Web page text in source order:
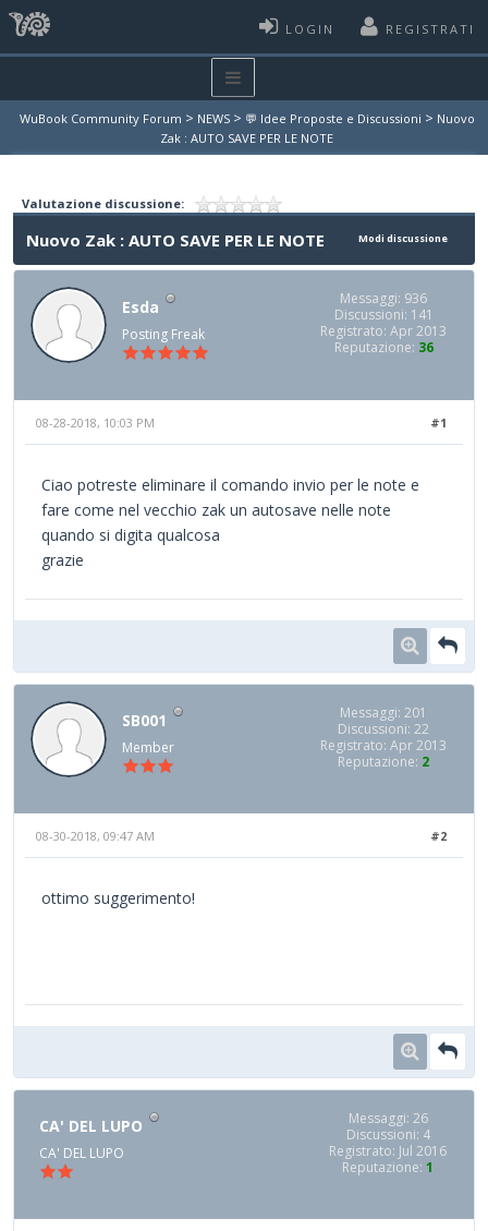
LOGIN REGISTRATI
WuBook Community Forum > NEWS > 💬 Idee Proposte e Discussioni > Nuovo
Zak : AUTO SAVE PER LE NOTE
Valutazione discussione:
Modi discussione
Nuovo Zak : AUTO SAVE PER LE NOTE
Esda
Posting Freak
Messaggi: 936
Discussioni: 141
Registrato: Apr 2013
Reputazione: 36
#1
08-28-2018, 10:03 PM
Ciao potreste eliminare il comando invio per le note e
fare come nel vecchio zak un autosave nelle note
quando si digita qualcosa
grazie
SB001
Member
Messaggi: 201
Discussioni: 22
Registrato: Apr 2013
Reputazione: 2
#2
08-30-2018, 09:47 AM
ottimo suggerimento!
CA' DEL LUPO
CA' DEL LUPO
Messaggi: 26
Discussioni: 4
Registrato: Jul 2016
Reputazione: 1